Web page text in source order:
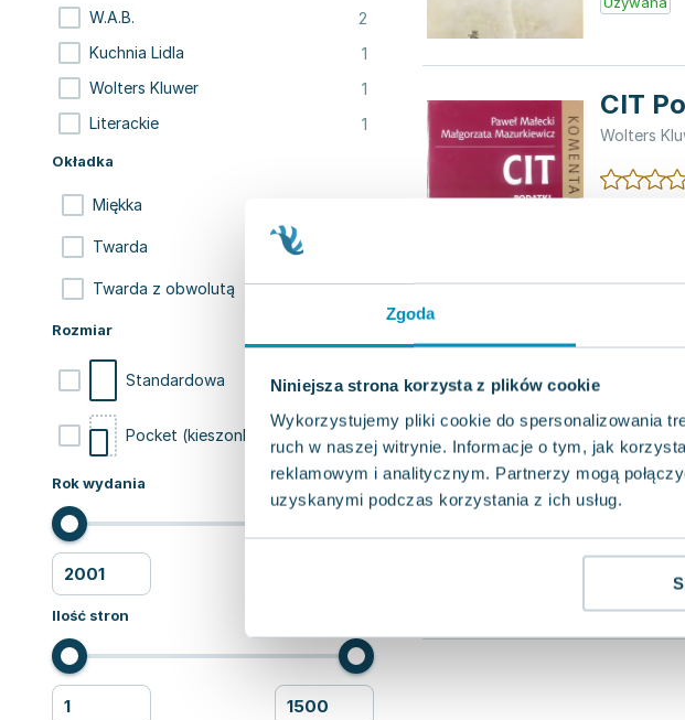
Zgoda
Niniejsza strona korzysta z plików cookie
Wykorzystujemy pliki cookie do spersonalizowania
ruch w naszej witrynie. Informacje o tym, jak
reklamowym i analitycznym. Partnerzy mogą
uzyskanymi podczas korzystania z ich usług.
W.A.B. 2
Kuchnia Lidla 1
Wolters Kluwer 1
Literackie 1
Okładka
Miękka
Twarda
Twarda z obwolutą 1
Rozmiar
Standardowa 3
Pocket (kieszonkowa) 2
Rok wydania
Ilość stron
CIT
Wolters
Literackie,
Jedna
i bogato